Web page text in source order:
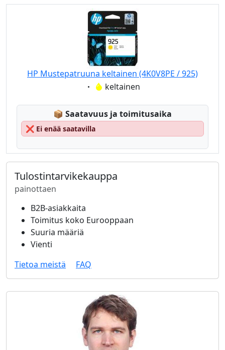
HP Mustepatruuna keltainen (4K0V8PE / 925)
Eigenschaft:
keltainen
📦 Lagerstatus:
Saatavuus ja toimitusaika
❌ Ei enää saatavilla
Tulostintarvikekauppa
painottaen
B2B-asiakkaita
Toimitus koko Eurooppaan
Suuria määriä
Vienti
Tietoa meistä
FAQ